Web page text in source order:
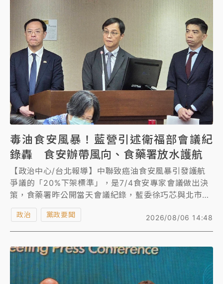
乏具體執行力的困境。
毒油食安風暴！藍營引述衛福部會議紀
錄轟 食安辦帶風向、食藥署放水護航
【政治中心/台北報導】中聯致癌油食安風暴引發護航
爭議的「20%下架標準」，是7/4食安專家會議做出決
策，食藥署昨公開當天會議紀錄，藍委徐巧芯與北市議
員游淑慧接力引據會議紀錄指控，行政院食安辦公室主
任許輔在會議一開始便「預設立場帶風向」，引導專家
制定寬鬆標準；而這條備受爭議的「20%預防性下架門
行政便宜行事而非科學評估。
2026/08/06 14:48
政治 黨政要聞